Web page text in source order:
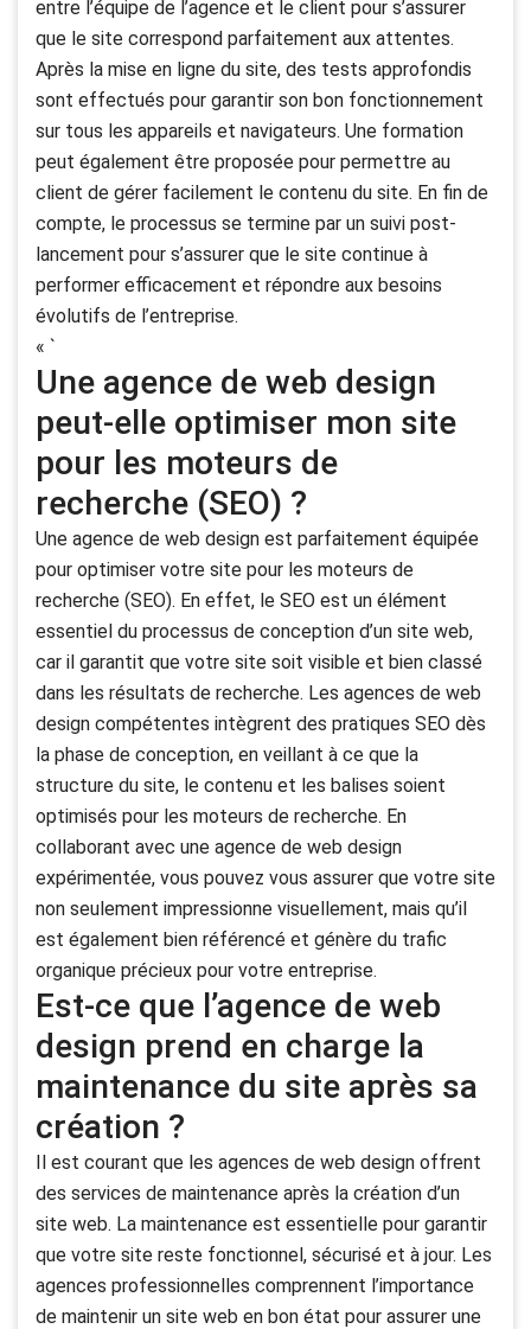
entre l’équipe de l’agence et le client pour s’assurer
que le site correspond parfaitement aux attentes.
Après la mise en ligne du site, des tests approfondis
sont effectués pour garantir son bon fonctionnement
sur tous les appareils et navigateurs. Une formation
peut également être proposée pour permettre au
client de gérer facilement le contenu du site. En fin de
compte, le processus se termine par un suivi post-
lancement pour s’assurer que le site continue à
performer efficacement et répondre aux besoins
évolutifs de l’entreprise.
« `
Une agence de web design
peut-elle optimiser mon site
pour les moteurs de
recherche (SEO) ?
Une agence de web design est parfaitement équipée
pour optimiser votre site pour les moteurs de
recherche (SEO). En effet, le SEO est un élément
essentiel du processus de conception d’un site web,
car il garantit que votre site soit visible et bien classé
dans les résultats de recherche. Les agences de web
design compétentes intègrent des pratiques SEO dès
la phase de conception, en veillant à ce que la
structure du site, le contenu et les balises soient
optimisés pour les moteurs de recherche. En
collaborant avec une agence de web design
expérimentée, vous pouvez vous assurer que votre site
non seulement impressionne visuellement, mais qu’il
est également bien référencé et génère du trafic
organique précieux pour votre entreprise.
Est-ce que l’agence de web
design prend en charge la
maintenance du site après sa
création ?
Il est courant que les agences de web design offrent
des services de maintenance après la création d’un
site web. La maintenance est essentielle pour garantir
que votre site reste fonctionnel, sécurisé et à jour. Les
agences professionnelles comprennent l’importance
de maintenir un site web en bon état pour assurer une